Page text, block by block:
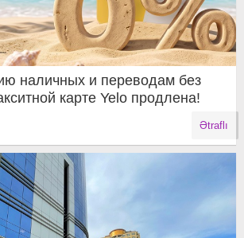
наличных и переводам без
карте Yelo продлена!
Ətraflı